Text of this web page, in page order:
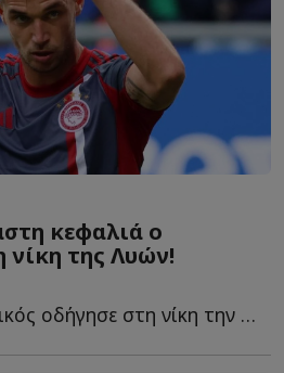
κεφαλιά ο
νίκη της Λυών!
Ο Ουκρανός επιθετικός οδήγησε στη νίκη την γαλλική ο...